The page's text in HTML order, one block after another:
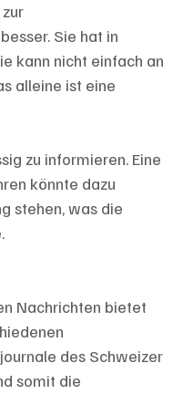
Sie hat in
kann nicht einfach an
alleine ist eine
zu informieren. Eine
könnte dazu
stehen, was die
Nachrichten bietet
des Schweizer
somit die